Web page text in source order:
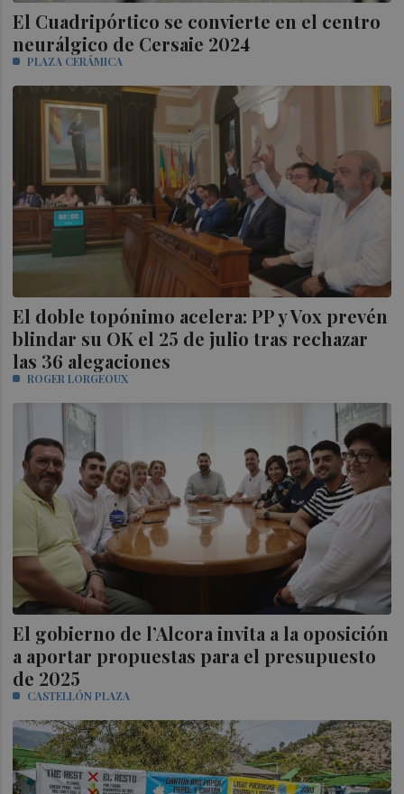
El Cuadripórtico se convierte en el centro
neurálgico de Cersaie 2024
PLAZA CERÁMICA
El doble topónimo acelera: PP y Vox prevén
blindar su OK el 25 de julio tras rechazar
las 36 alegaciones
ROGER LORGEOUX
El gobierno de l’Alcora invita a la oposición
a aportar propuestas para el presupuesto
de 2025
CASTELLÓN PLAZA